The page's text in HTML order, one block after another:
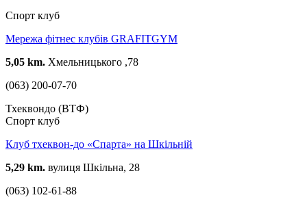
Спорт клуб
Мережа фітнес клубів GRAFITGYM
5,05 km. Хмельницького ,78
(063) 200-07-70
Тхеквондо (ВТФ)
Спорт клуб
Клуб тхеквон-до «Спарта» на Шкільній
5,29 km. вулиця Шкільна, 28
(063) 102-61-88